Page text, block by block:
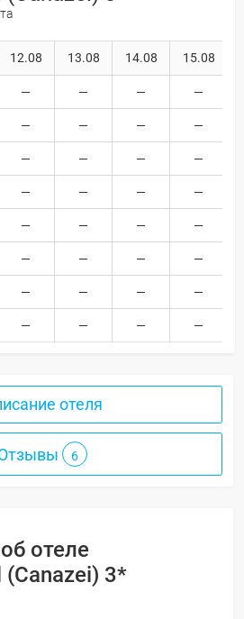
12.08 13.08 14.08 15.08
отеля
6
отеле
(Canazei) 3*